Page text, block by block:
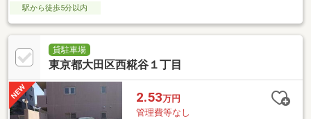
駅から徒歩5分以内
貸駐車場
東京都大田区西糀谷１丁目
2.53万円
管理費等なし